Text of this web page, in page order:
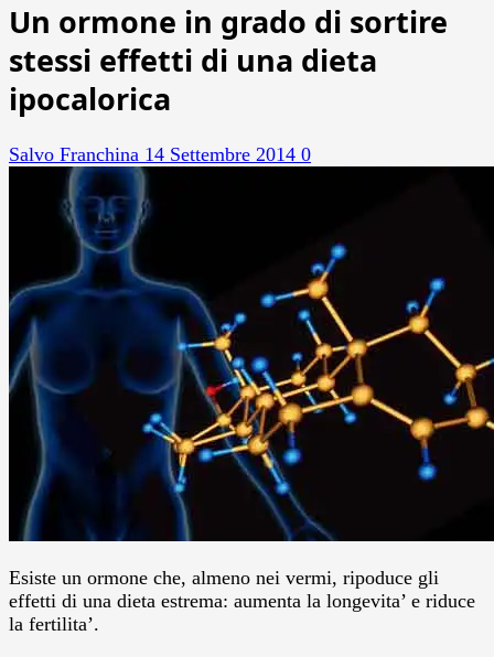
Un ormone in grado di sortire
stessi effetti di una dieta
ipocalorica
Salvo Franchina 14 Settembre 2014 0
Esiste un ormone che, almeno nei vermi, ripoduce gli
effetti di una dieta estrema: aumenta la longevita’ e riduce
la fertilita’.